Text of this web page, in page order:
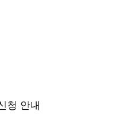
청 안내